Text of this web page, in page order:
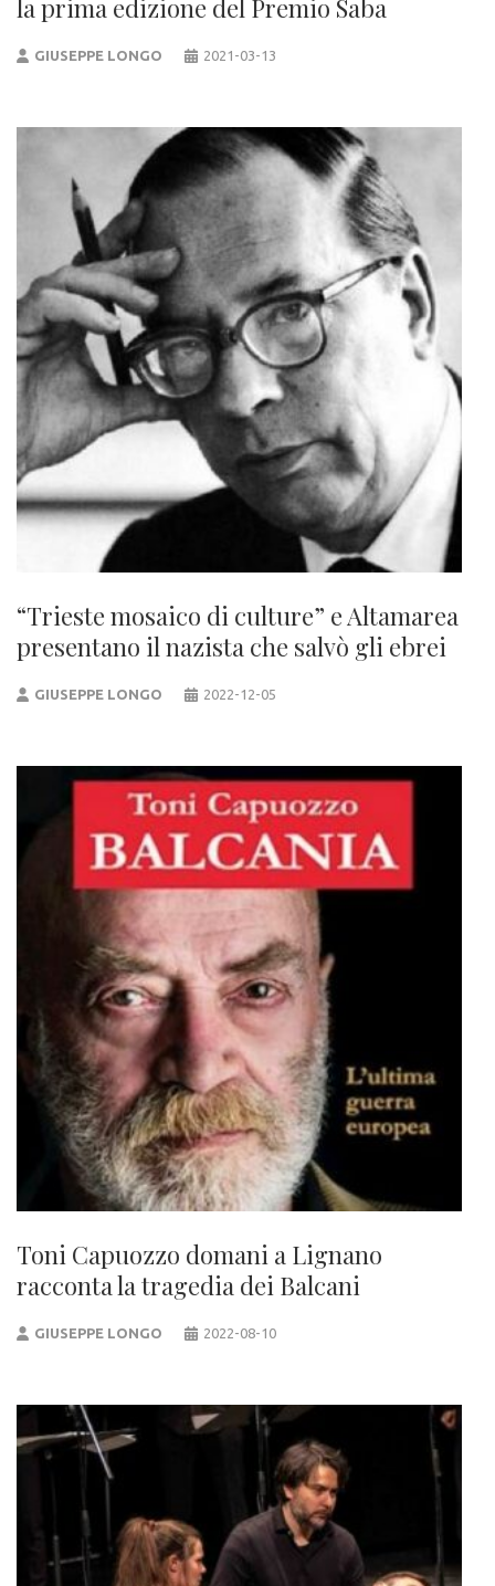
la prima edizione del Premio Saba
GIUSEPPE LONGO 2021-03-13
“Trieste mosaico di culture” e Altamarea
presentano il nazista che salvò gli ebrei
GIUSEPPE LONGO 2022-12-05
Toni Capuozzo domani a Lignano
racconta la tragedia dei Balcani
GIUSEPPE LONGO 2022-08-10